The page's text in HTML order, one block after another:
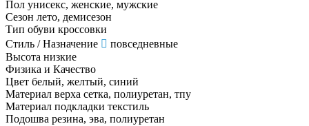
Пол унисекс, женские, мужские
Сезон лето, демисезон
Тип обуви кроссовки
Стиль / Назначение
повседневные
Высота низкие
Физика и Качество
Цвет белый, желтый, синий
Материал верха сетка, полиуретан, тпу
Материал подкладки текстиль
Подошва резина, эва, полиуретан